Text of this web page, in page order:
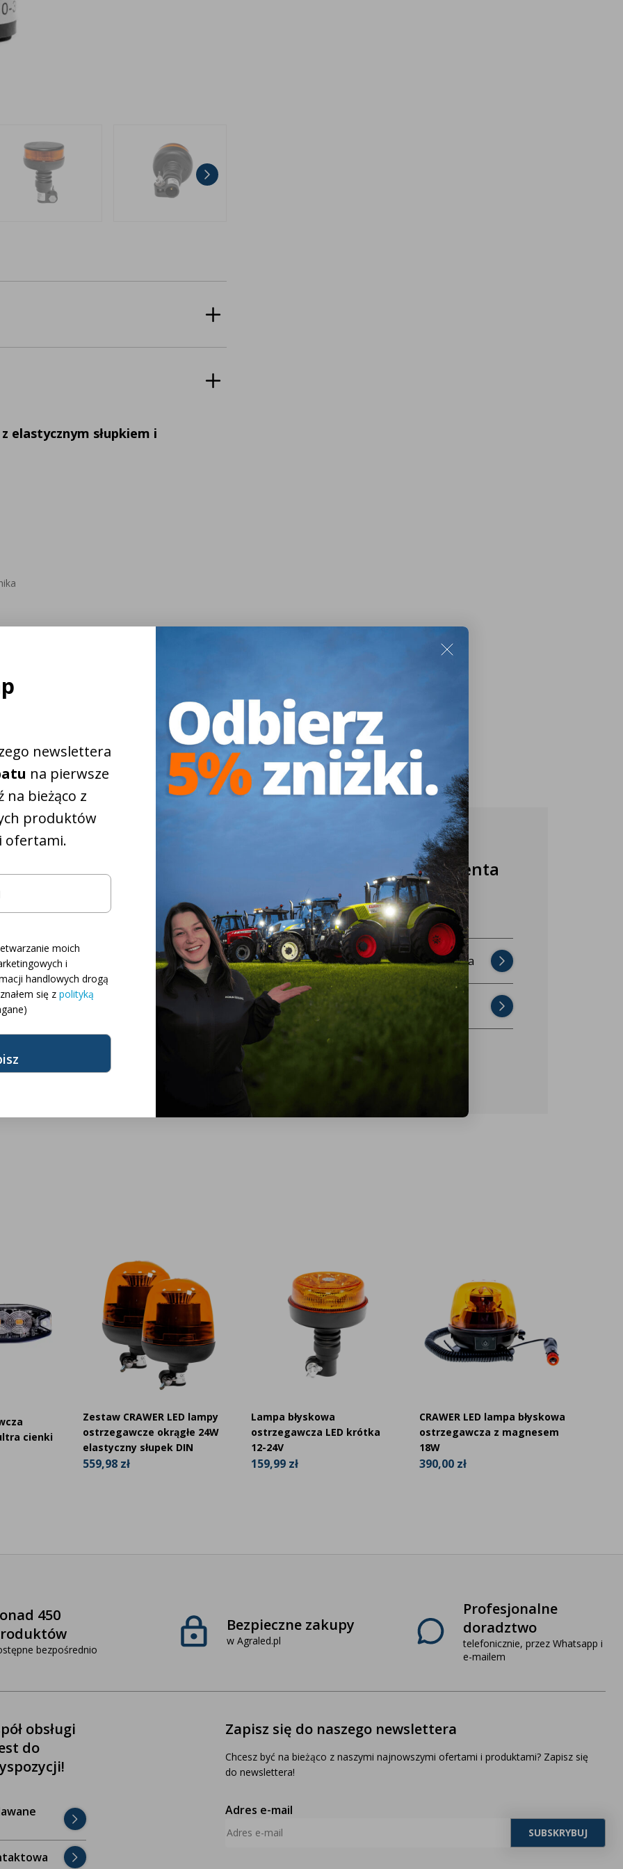
elastycznym słupkiem i
do swoich potrzeb:
do
konfiguracji
modeli
Nasza obsługa klienta
jest do Twojej
dyspozycji!
Najczęściej zadawane pytania
Skontaktuj się z nami
cienki
Zestaw CRAWER LED lampy
ostrzegawcze okrągłe 24W
elastyczny słupek DIN
559,98 zł
Lampa błyskowa
ostrzegawcza LED krótka
12-24V
159,99 zł
CRAWER LED lampa błyskowa
ostrzegawcza z magnesem
18W
390,00 zł
450
bezpośrednio
Bezpieczne zakupy
w Agraled.pl
Profesjonalne
doradztwo
telefonicznie, przez Whatsapp i
e-mailem
obsługi
do
Zapisz się do naszego newslettera
Chcesz być na bieżąco z naszymi najnowszymi ofertami i produktami? Zapisz się
do newslettera!
Adres e-mail
newslettera
na pierwsze
na bieżąco z
produktów
ofertami.
moich
i
handlowych drogą
się z polityką